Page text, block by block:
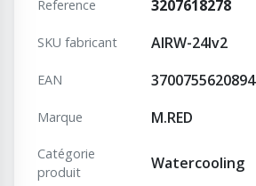
Reference 3207618278
SKU fabricant AIRW-24Iv2
EAN 3700755620894
Marque M.RED
Catégorie
produit
Watercooling